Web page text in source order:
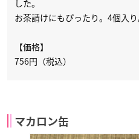
した。
お茶請けにもぴったり。4個入り
【価格】
756円（税込）
マカロン缶